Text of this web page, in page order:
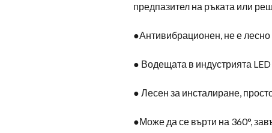
предпазител на ръката или
●Антивибрационен, не е лесно
● Водещата в индустрията
● Лесен за инсталиране,
●Може да се върти на 360°,